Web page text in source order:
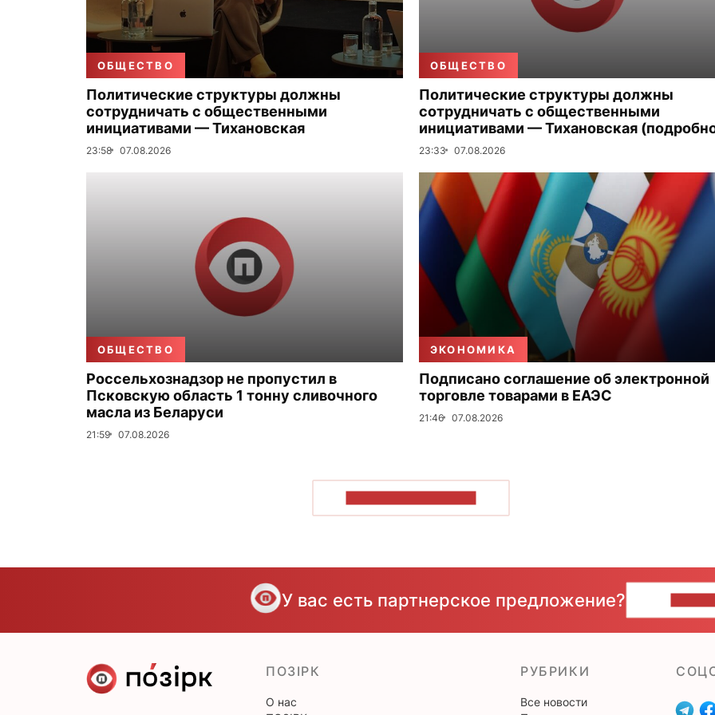
ОБЩЕСТВО
Политические структуры должны
сотрудничать с общественными
инициативами — Тихановская
23:58 07.08.2026
ОБЩЕСТВО
Политические структуры должны
сотрудничать с общественными
инициативами — Тихановская
23:33 07.08.2026
ОБЩЕСТВО
Россельхознадзор не пропустил в
Псковскую область 1 тонну сливочного
масла из Беларуси
21:59 07.08.2026
ЭКОНОМИКА
Подписано соглашение об электронной
торговле товарами в ЕАЭС
21:46 07.08.2026
У вас есть партнерское предложение?
ПОЗІРК
О нас
РУБРИКИ
Все новости